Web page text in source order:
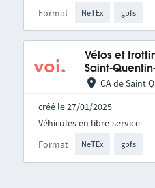
Format NeTEx gbfs
Vélos et
Saint-
CA de Saint
créé le 27/01/2025
Format NeTEx gbfs
Véhicules en libre-service